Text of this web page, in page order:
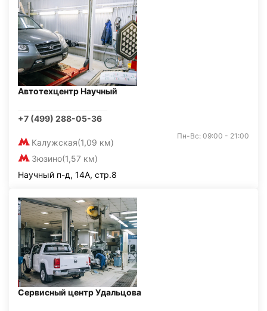
Автотехцентр Научный
+7 (499) 288-05-36
Калужская(1,09 км)
Зюзино(1,57 км)
Пн-Вс: 09:00 - 21:00
Научный п-д, 14А, стр.8
Сервисный центр Удальцова